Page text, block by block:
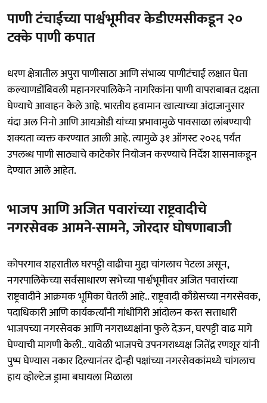
पाणी टंचाईच्या पार्श्वभूमीवर केडीएमसीकडून २०
टक्के पाणी कपात
धरण क्षेत्रातील अपुरा पाणीसाठा आणि संभाव्य पाणीटंचाई लक्षात घेता
कल्याणडोंबिवली महानगरपालिकेने नागरिकांना पाणी वापराबाबत दक्षता
घेण्याचे आवाहन केले आहे. भारतीय हवामान खात्याच्या अंदाजानुसार
यंदा अल निनो आणि आयओडी यांच्या प्रभावामुळे पावसाळा लांबण्याची
शक्यता व्यक्त करण्यात आली आहे. त्यामुळे ३१ ऑगस्ट २०२६ पर्यंत
उपलब्ध पाणी साठ्याचे काटेकोर नियोजन करण्याचे निर्देश शासनाकडून
देण्यात आले आहेत.
भाजप आणि अजित पवारांच्या राष्ट्रवादीचे
नगरसेवक आमने-सामने, जोरदार घोषणाबाजी
कोपरगाव शहरातील घरपट्टी वाढीचा मुद्दा चांगलाच पेटला असून,
नगरपालिकेच्या सर्वसाधारण सभेच्या पार्श्वभूमीवर अजित पवारांच्या
राष्ट्रवादीने आक्रमक भूमिका घेतली आहे.. राष्ट्रवादी काँग्रेसच्या नगरसेवक,
पदाधिकारी आणि कार्यकर्त्यांनी गांधीगिरी आंदोलन करत सत्ताधारी
भाजपच्या नगरसेवक आणि नगराध्यक्षांना फुले देऊन, घरपट्टी वाढ मागे
घेण्याची मागणी केली.. यावेळी भाजपचे उपनगराध्यक्ष जितेंद्र रणशूर यांनी
पुष्प घेण्यास नकार दिल्यानंतर दोन्ही पक्षांच्या नगरसेवकांमध्ये चांगलाच
हाय व्होल्टेज ड्रामा बघायला मिळाला